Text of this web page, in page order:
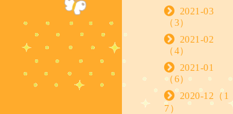
2021-03
（3）
2021-02
（4）
2021-01
（6）
2020-12（1
7）